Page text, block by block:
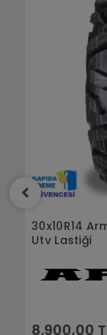
30x10R14
Utv Lastiği
10.800,00